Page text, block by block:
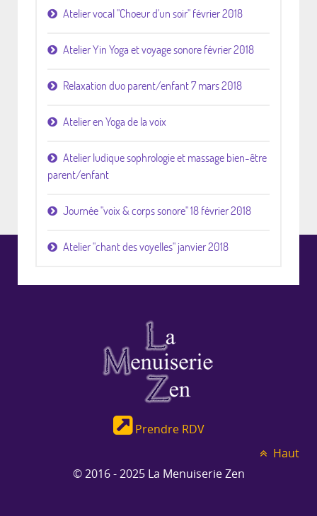
Atelier vocal "Choeur d'un soir" février 2018
Atelier Yin Yoga et voyage sonore février 2018
Relaxation duo parent/enfant 7 mars 2018
Atelier en Yoga de la voix
Atelier ludique sophrologie et massage bien-être
parent/enfant
Journée "voix & corps sonore" 18 février 2018
Atelier "chant des voyelles" janvier 2018
Prendre RDV
Haut
© 2016 - 2025 La Menuiserie Zen